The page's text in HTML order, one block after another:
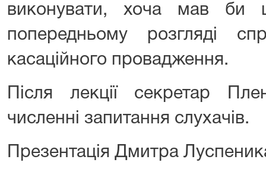
виконувати, хоча мав
попередньому розгляді
касаційного провадження.
Після лекції секретар
численні запитання слухачів.
Презентація Дмитра